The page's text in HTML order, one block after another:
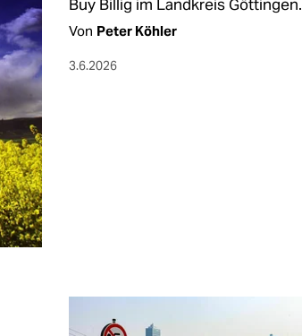
Buy Billig im Landkreis Göttingen.
Von Peter Köhler
3.6.2026